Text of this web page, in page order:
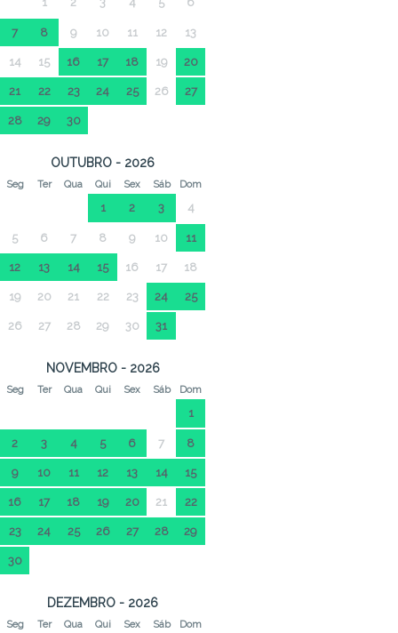
7 8 9 10 11 12 13
14 15 16 17 18 19 20
21 22 23 24 25 26 27
28 29 30
OUTUBRO - 2026
Seg Ter Qua Qui Sex Sáb Dom
1 2 3 4
5 6 7 8 9 10 11
12 13 14 15 16 17 18
19 20 21 22 23 24 25
26 27 28 29 30 31
NOVEMBRO - 2026
Seg Ter Qua Qui Sex Sáb Dom
1
2 3 4 5 6 7 8
9 10 11 12 13 14 15
16 17 18 19 20 21 22
23 24 25 26 27 28 29
30
DEZEMBRO - 2026
Seg Ter Qua Qui Sex Sáb Dom